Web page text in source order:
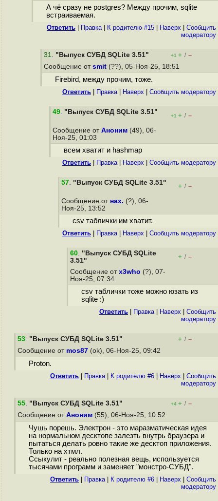
А чё сразу не postgres? Между прочим, sqlite
встраиваемая.
Ответить Правка| К родителю #15 Наверх
Cообщить
модератору
31. "Выпуск СУБД SQLite 3.51" +1 + / –
Сообщение от smit (??), 05-Ноя-25, 18:51
Firebird, между прочим, тоже.
Ответить Правка| Наверх Cообщить модератору
49. "Выпуск СУБД SQLite 3.51"
+1 + / –
Сообщение от Аноним (49), 06-
Ноя-25, 01:03
всем хватит и hashmap
Ответить Правка| Наверх Cообщить модератору
57. "Выпуск СУБД SQLite 3.51" + / –
Сообщение от нах. (?), 06-
Ноя-25, 13:52
csv таблички им хватит.
Ответить Правка| Наверх Cообщить модератору
60. "Выпуск СУБД SQLite
3.51"
+ / –
Сообщение от x3who (?), 07-
Ноя-25, 07:34
csv таблички тоже можно юзать из
sqlite :)
Ответить Правка| Наверх
Cообщить
модератору
53. "Выпуск СУБД SQLite 3.51" + / –
Сообщение от mos87 (ok), 06-Ноя-25, 09:42
Proton.
Ответить Правка| К родителю #6 Наверх
Cообщить
модератору
55. "Выпуск СУБД SQLite 3.51" +4 + / –
Сообщение от Аноним (55), 06-Ноя-25, 10:52
Чушь порешь. Электрон - это маразматическая идея
на нормальном десктопе залезть внутрь браузера и
пытаться делать ровно такие же десктоп приложения.
Только на хтмл.
Ссыкулит - реально полезная вещь, используется
тысячами программ и заменяет "монстро-СУБД".
Ответить Правка| К родителю #6 Наверх
Cообщить
модератору